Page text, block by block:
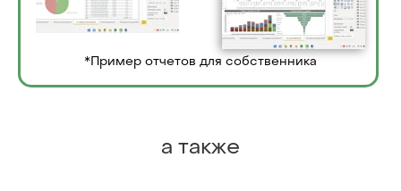
*Пример отчетов для собственника
а также